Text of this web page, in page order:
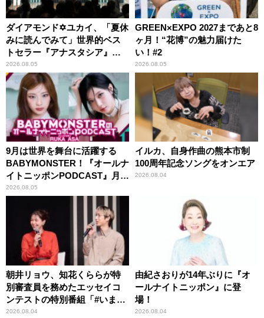
ダイアモンド✡ユカイ、「夏休
みに読んでみて」世界的ベス
トセラー『アナスタシア』を
紹介
2026.08.05
GREEN×EXPO 2027まであと8
ヶ月！“花博”の魅力届けた
い！#2
2026.08.05
9月は世界を舞台に活躍する
BABYMONSTER！『オールナ
イトニッポンPODCAST』月替
わりパーソナリティ
2026.08.05
イルカ、自身作曲の熊本市制
100周年記念ソングをオンエア
2026.08.04
朝井リョウ、知花くららが特
別審査員を務めたエッセイコ
ンテストの特別番組「#いまあ
なたに伝えたいこと」
2026.08.04
由紀さおりが14年ぶりに『オ
ールナイトニッポン』に登
場！
2026.08.04